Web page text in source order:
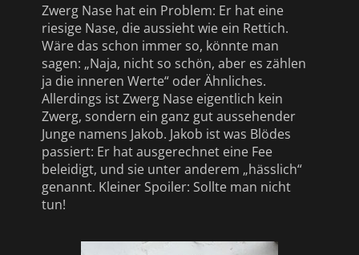
Zwerg Nase hat ein Problem: Er hat eine
riesige Nase, die aussieht wie ein Rettich.
Wäre das schon immer so, könnte man
sagen: „Naja, nicht so schön, aber es zählen
ja die inneren Werte“ oder Ähnliches.
Allerdings ist Zwerg Nase eigentlich kein
Zwerg, sondern ein ganz gut aussehender
Junge namens Jakob. Jakob ist was Blödes
passiert: Er hat ausgerechnet eine Fee
beleidigt, und sie unter anderem „hässlich“
genannt. Kleiner Spoiler: Sollte man nicht
tun!